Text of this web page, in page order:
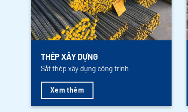
THÉP XÂY DỰNG
Sắt thép xây dựng công trình
Xem thêm